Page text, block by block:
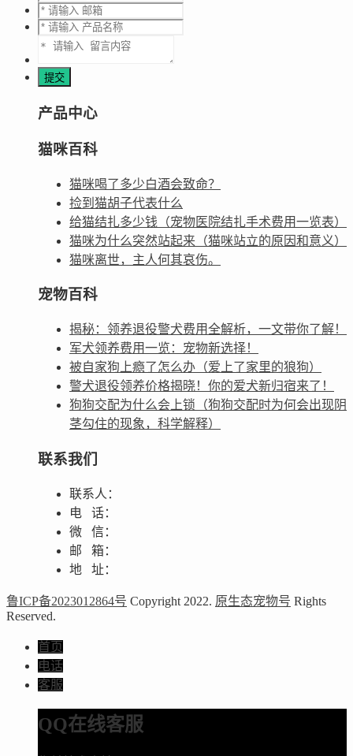
产品中心
猫咪百科
猫咪喝了多少白酒会致命？
捡到猫胡子代表什么
给猫结扎多少钱（宠物医院结扎手术费用一览表）
猫咪为什么突然站起来（猫咪站立的原因和意义）
猫咪离世，主人何其哀伤。
宠物百科
揭秘：领养退役警犬费用全解析，一文带你了解！
军犬领养费用一览：宠物新选择！
被自家狗上瘾了怎么办（爱上了家里的狼狗）
警犬退役领养价格揭晓！你的爱犬新归宿来了！
狗狗交配为什么会上锁（狗狗交配时为何会出现阴
茎勾住的现象，科学解释）
联系我们
联系人：
电 话：
微 信：
邮 箱：
地 址：
鲁ICP备2023012864号 Copyright 2022. 原生态宠物号 Rights
Reserved.
首页
电话
客服
QQ在线客服